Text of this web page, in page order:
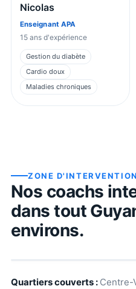
Nicolas
Enseignant APA
15 ans d'expérience
Gestion du diabète
Cardio doux
Maladies chroniques
ZONE D'INTERVENTION
Nos coachs
dans tout
environs.
Quartiers couverts : Centre-